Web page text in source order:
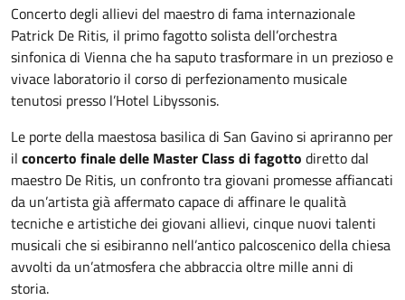
Concerto degli allievi del maestro di fama internazionale
Patrick De Ritis, il primo fagotto solista dell’orchestra
sinfonica di Vienna che ha saputo trasformare in un prezioso e
vivace laboratorio il corso di perfezionamento musicale
tenutosi presso l’Hotel Libyssonis.
Le porte della maestosa basilica di San Gavino si apriranno per
il concerto finale delle Master Class di fagotto diretto dal
maestro De Ritis, un confronto tra giovani promesse affiancati
da un’artista già affermato capace di affinare le qualità
tecniche e artistiche dei giovani allievi, cinque nuovi talenti
musicali che si esibiranno nell’antico palcoscenico della chiesa
avvolti da un’atmosfera che abbraccia oltre mille anni di
storia.